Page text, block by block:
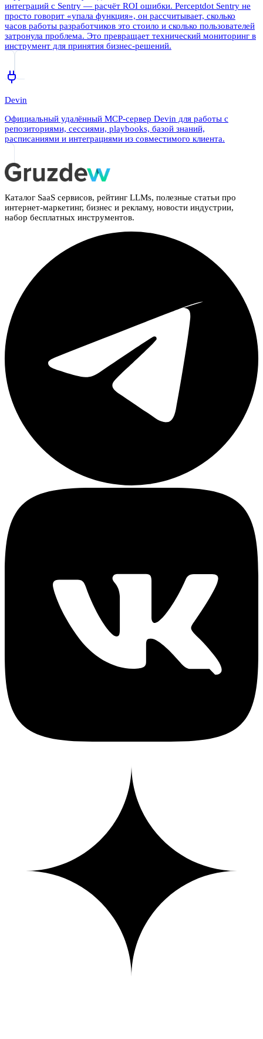
интеграций с Sentry — расчёт ROI ошибки. Perceptdot Sentry не
просто говорит «упала функция», он рассчитывает, сколько
часов работы разработчиков это стоило и сколько пользователей
затронула проблема. Это превращает технический мониторинг в
инструмент для принятия бизнес-решений.
Devin
Официальный удалённый MCP-сервер Devin для работы с
репозиториями, сессиями, playbooks, базой знаний,
расписаниями и интеграциями из совместимого клиента.
Каталог SaaS сервисов, рейтинг LLMs, полезные статьи про
интернет-маркетинг, бизнес и рекламу, новости индустрии,
набор бесплатных инструментов.